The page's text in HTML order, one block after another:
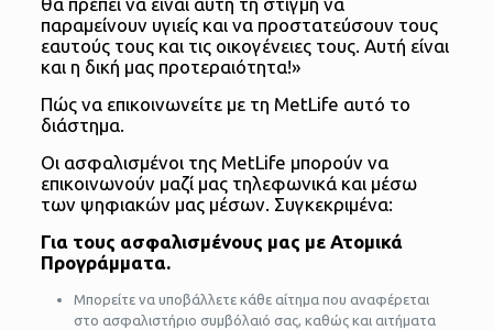
θα πρέπει να είναι αυτή τη στιγμή να
παραμείνουν υγιείς και να προστατεύσουν τους
εαυτούς τους και τις οικογένειες τους. Αυτή είναι
και η δική μας προτεραιότητα!»
Πώς να επικοινωνείτε με τη ΜetLife αυτό το
διάστημα.
Οι ασφαλισμένοι της ΜetLife μπορούν να
επικοινωνούν μαζί μας τηλεφωνικά και μέσω
των ψηφιακών μας μέσων. Συγκεκριμένα:
Για τους ασφαλισμένους μας με Ατομικά
Προγράμματα.
Μπορείτε να υποβάλλετε κάθε αίτημα που αναφέρεται
στο ασφαλιστήριο συμβόλαιό σας, καθώς και αιτήματα